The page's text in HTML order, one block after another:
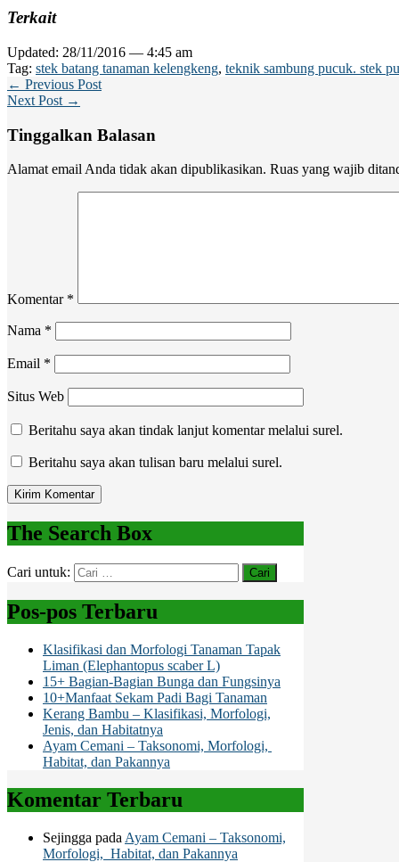
Terkait
Updated: 28/11/2016 — 4:45 am
Tag: stek batang tanaman kelengkeng, teknik sambung pucuk. stek
← Previous Post
Next Post →
Tinggalkan Balasan
Alamat email Anda tidak akan dipublikasikan. Ruas yang wajib
Komentar *
Nama *
Email *
Situs Web
Beritahu saya akan tindak lanjut komentar melalui surel.
Beritahu saya akan tulisan baru melalui surel.
The Search Box
Cari untuk:
Pos-pos Terbaru
Klasifikasi dan Morfologi Tanaman Tapak
Liman (Elephantopus scaber L)
15+ Bagian-Bagian Bunga dan Fungsinya
10+Manfaat Sekam Padi Bagi Tanaman
Kerang Bambu – Klasifikasi, Morfologi,
Jenis, dan Habitatnya
Ayam Cemani – Taksonomi, Morfologi,
Habitat, dan Pakannya
Komentar Terbaru
Sejingga pada Ayam Cemani – Taksonomi,
Morfologi, Habitat, dan Pakannya